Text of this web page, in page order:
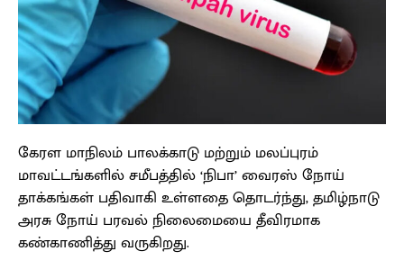
கேரள மாநிலம் பாலக்காடு மற்றும் மலப்புரம்
மாவட்டங்களில் சமீபத்தில் ‘நிபா’ வைரஸ் நோய்
தாக்கங்கள் பதிவாகி உள்ளதை தொடர்ந்து, தமிழ்நாடு
அரசு நோய் பரவல் நிலைமையை தீவிரமாக
கண்காணித்து வருகிறது.